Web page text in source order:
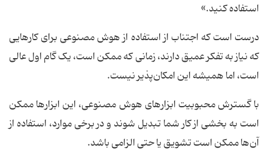
استفاده کنید.»
درست است که اجتناب از استفاده از هوش مصنوعی برای کارهایی
که نیاز به تفکر عمیق دارند، زمانی که ممکن است، یک گام اول عالی
است، اما همیشه این امکان‌پذیر نیست.
با گسترش محبوبیت ابزارهای هوش مصنوعی، این ابزارها ممکن
است به بخشی از کار شما تبدیل شوند و در برخی موارد، استفاده از
آن‌ها ممکن است تشویق یا حتی الزامی باشد.